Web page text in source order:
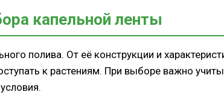
капельной ленты
полива. От её конструкции и
к растениям. При выборе важно